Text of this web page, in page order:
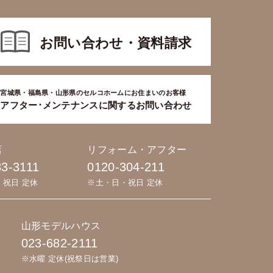
お問い合わせ・資料請求
宮城県・福島県・山形県のセルコホームにお住まいのお客様
アフター･メンテナンスに関するお問い合わせ
3111
日 定休
リフォーム・アフター
0120-304-211
※土・日・祝日 定休
山形モデルハウス
023-682-2111
※水曜 定休(祝祭日は営業)